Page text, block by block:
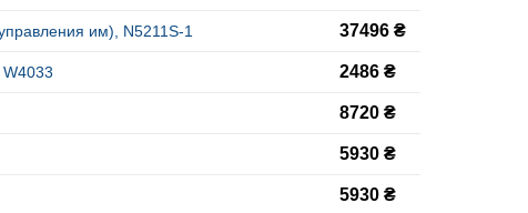
им), N5211S-1 37496 ₴
W4033 2486 ₴
8720 ₴
5930 ₴
5930 ₴